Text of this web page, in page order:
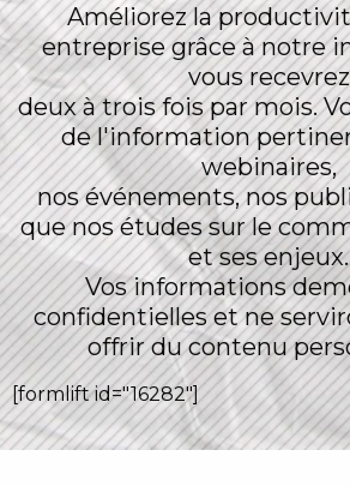
Améliorez la
entreprise grâce à notre
vous recevrez
deux à trois fois par mois.
de l'information
webinaires,
nos événements, nos
que nos études sur le
et ses enjeux.
Vos informations
confidentielles et ne
offrir du contenu
[formlift id="16282"]